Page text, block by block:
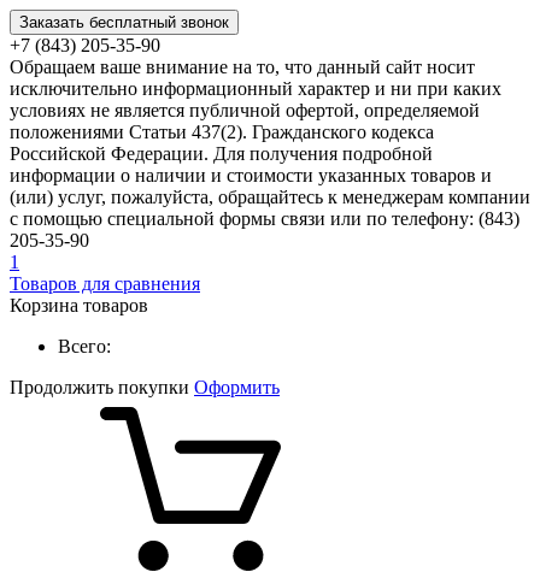
Заказать бесплатный звонок
+7 (843) 205-35-90
Обращаем ваше внимание на то, что данный сайт носит
исключительно информационный характер и ни при каких
условиях не является публичной офертой, определяемой
положениями Статьи 437(2). Гражданского кодекса
Российской Федерации. Для получения подробной
информации о наличии и стоимости указанных товаров и
(или) услуг, пожалуйста, обращайтесь к менеджерам компании
с помощью специальной формы связи или по телефону: (843)
205-35-90
1
Товаров для сравнения
Корзина товаров
Всего:
Продолжить покупки Оформить